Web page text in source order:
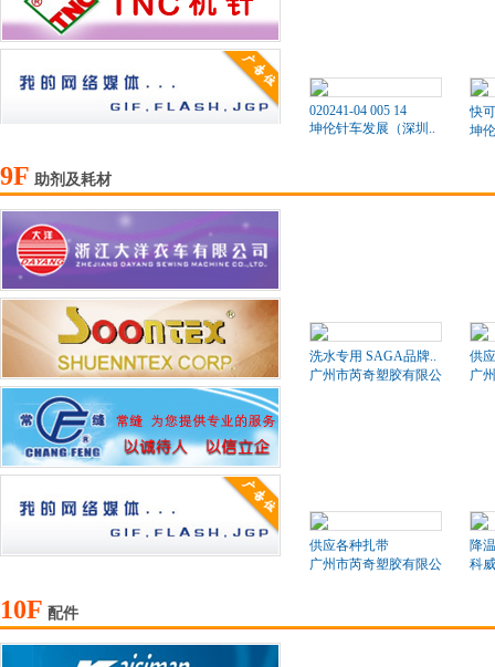
020241-04 005 14
坤伦针车发展（深圳..
快
坤
9F 助剂及耗材
洗水专用 SAGA品牌..
广州市芮奇塑胶有限公司
供
广
供应各种扎带
广州市芮奇塑胶有限公司
降
科
10F 配件